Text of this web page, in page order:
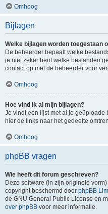
Omhoog
Bijlagen
Welke bijlagen worden toegestaan
De beheerder bepaalt welke
je niet zeker bent welke bestanden
contact op met de beheerder voor
Omhoog
Hoe vind ik al mijn bijlagen?
Je vindt een lijst met al je
hier de links naar het gedeelte
Omhoog
phpBB vragen
Wie heeft dit forum geschreven?
Deze software (in zijn originele
copyright beschermd door phpBB
de GNU General Public License en
over phpBB voor meer informatie.